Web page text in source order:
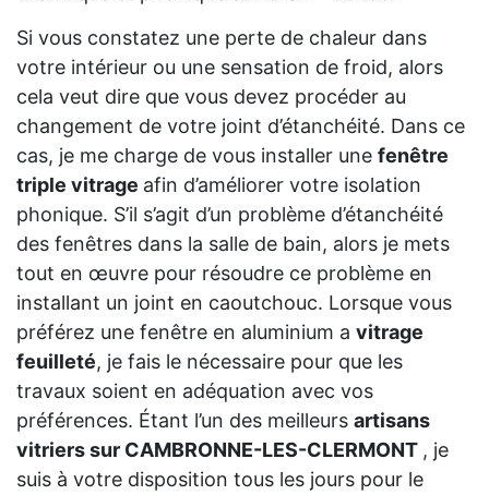
Si vous constatez une perte de chaleur dans
votre intérieur ou une sensation de froid, alors
cela veut dire que vous devez procéder au
changement de votre joint d’étanchéité. Dans ce
cas, je me charge de vous installer une fenêtre
triple vitrage afin d’améliorer votre isolation
phonique. S’il s’agit d’un problème d’étanchéité
des fenêtres dans la salle de bain, alors je mets
tout en œuvre pour résoudre ce problème en
installant un joint en caoutchouc. Lorsque vous
préférez une fenêtre en aluminium a vitrage
feuilleté, je fais le nécessaire pour que les
travaux soient en adéquation avec vos
préférences. Étant l’un des meilleurs artisans
vitriers sur CAMBRONNE-LES-CLERMONT , je
suis à votre disposition tous les jours pour le